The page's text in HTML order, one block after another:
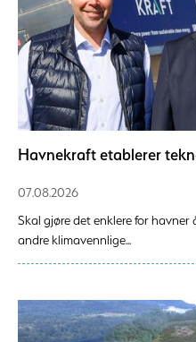
Havnekraft etablerer
07.08.2026
Skal gjøre det enklere for
andre klimavennlige...